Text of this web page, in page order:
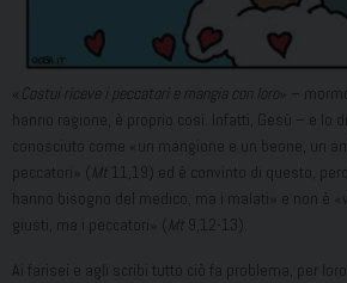
Costui riceve i peccatori e mangia con loro
» –
hanno ragione, è proprio così. Infatti, Gesù – e lo
conosciuto come «un mangione e un beone, un
peccatori» ( Mt 11,19) ed è convinto di questo,
hanno bisogno del medico, ma i malati» e non è
giusti, ma i peccatori» ( Mt 9,12-13).
Ai farisei e agli scribi tutto ciò fa problema, per